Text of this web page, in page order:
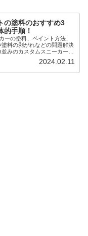
の塗料のおすすめ3
的手順！
ーの塗料、ペイント方法、
料の剥がれなどの問題解決
みのカスタムスニーカーを
2024.02.11